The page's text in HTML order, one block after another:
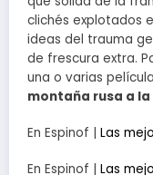
clichés explotados
ideas del trauma
de frescura extra.
una o varias
montaña rusa a
En Espinof | Las
En Espinof | Las